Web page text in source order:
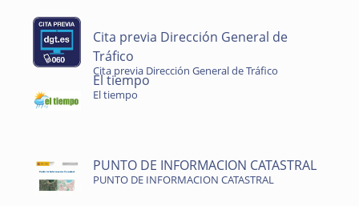
Cita previa Dirección General de
Tráfico
Cita previa Dirección General de Tráfico
El tiempo
El tiempo
PUNTO DE INFORMACION CATASTRAL
PUNTO DE INFORMACION CATASTRAL